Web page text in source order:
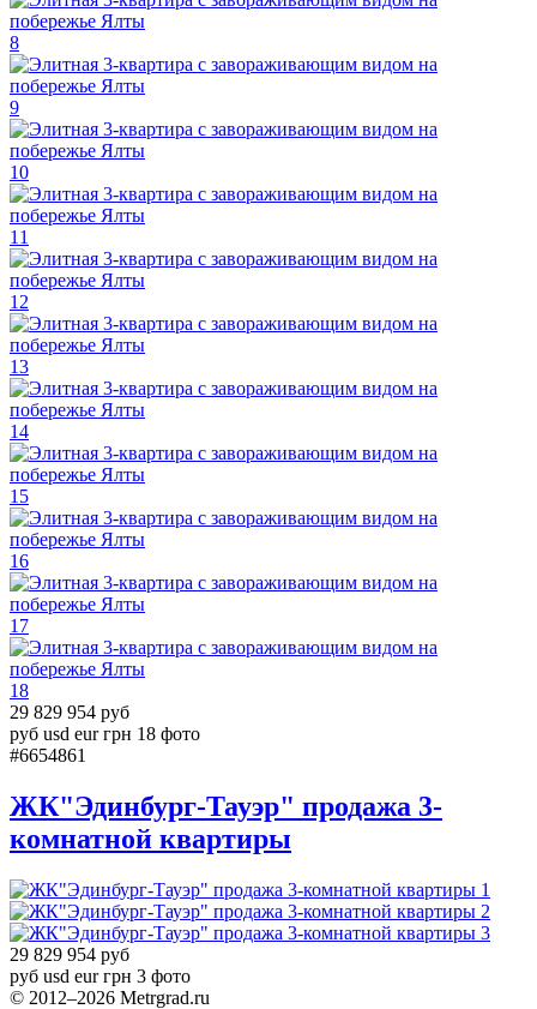
8
9
10
11
12
13
14
15
16
17
18
29 829 954 руб
руб usd eur грн 18 фото
#6654861
ЖК"Эдинбург-Тауэр" продажа 3-
комнатной квартиры
1
2
3
29 829 954 руб
руб usd eur грн 3 фото
© 2012–2026 Metrgrad.ru